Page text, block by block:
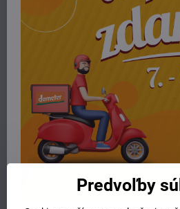
Butyrum, Arachis Hypogaea
Trigonella Foenum-Graecum Extract in
Indica Oil, Melia Azadirachta Leaf Oil,
Lac, Curcuma Longo Extract, Papever
Vetiver Extract, Simmondsia Chinensis
Rosmarin officinalis CO²-Extract, Aniba
Verbena Officinalis Oil, Melaleuca
Limonene, Linalool, Benzyl Alcohol,
Benzoate, Farnesol)
Viac z kategórie
Predvoľby